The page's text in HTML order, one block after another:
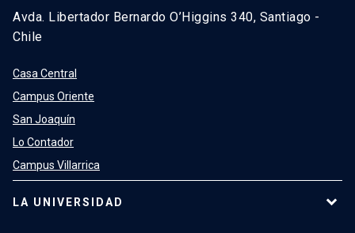
Avda. Libertador Bernardo O’Higgins 340, Santiago -
Chile
Casa Central
Campus Oriente
San Joaquín
Lo Contador
Campus Villarrica
LA UNIVERSIDAD